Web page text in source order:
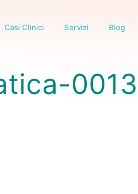
Casi Clinici Servizi Blog
0013